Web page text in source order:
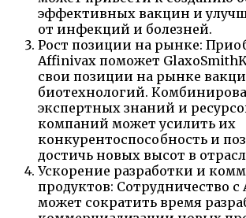
эффективных вакцин и
от инфекций и болезней.
Рост позиции на рынке:
Affinivax поможет
свои позиции на рынке
биотехнологий.
экспертных знаний и
компаний может усилить их
конкурентоспособность и
достичь новых высот в
Ускорение разработки и
продуктов: Сотрудничество
может сократить время